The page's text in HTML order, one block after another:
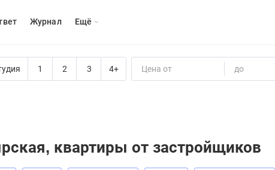
Журнал Eщё
1 2 3 4+ Цена от до
квартиры от застройщиков